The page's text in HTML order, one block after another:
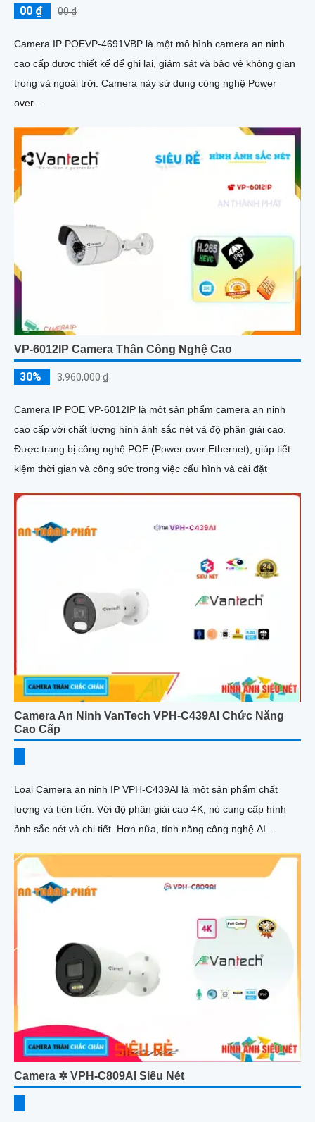
00 ₫ 00 ₫
Camera IP POEVP-4691VBP là một mô hình camera an ninh
cao cấp được thiết kế để ghi lại, giám sát và bảo vệ không gian
trong và ngoài trời. Camera này sử dụng công nghệ Power
over...
VP-6012IP Camera Thân Công Nghệ Cao
30% 3,960,000 ₫
Camera IP POE VP-6012IP là một sản phẩm camera an ninh
cao cấp với chất lượng hình ảnh sắc nét và độ phân giải cao.
Được trang bị công nghệ POE (Power over Ethernet), giúp tiết
kiệm thời gian và công sức trong việc cấu hình và cài đặt
Camera An Ninh VanTech VPH-C439AI Chức Năng
Cao Cấp
Loại Camera an ninh IP VPH-C439AI là một sản phẩm chất
lượng và tiên tiến. Với độ phân giải cao 4K, nó cung cấp hình
ảnh sắc nét và chi tiết. Hơn nữa, tính năng công nghệ AI...
Camera ✲ VPH-C809AI Siêu Nét